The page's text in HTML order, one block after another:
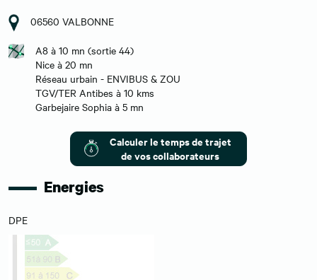
06560 VALBONNE
A8 à 10 mn (sortie 44)
Nice à 20 mn
Réseau urbain - ENVIBUS & ZOU
TGV/TER Antibes à 10 kms
Garbejaire Sophia à 5 mn
Calculer le temps de trajet
de vos collaborateurs
Energies
DPE